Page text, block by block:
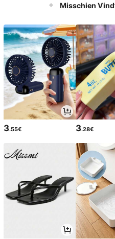
Misschien
3.55€ 3.28€